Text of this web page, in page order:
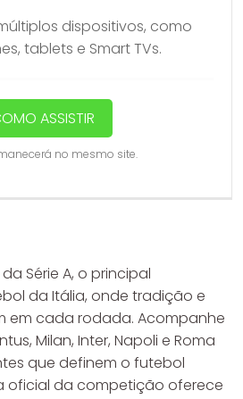
dispositivos, como
tablets e Smart TVs.
ASSISTIR
no mesmo site.
Série A, o principal
da Itália, onde tradição e
em cada rodada. Acompanhe
Milan, Inter, Napoli e Roma
que definem o futebol
oficial da competição oferece